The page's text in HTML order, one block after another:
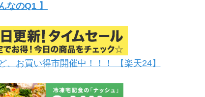
なのQ1 】
お買い得市開催中！！！ 【楽天24】